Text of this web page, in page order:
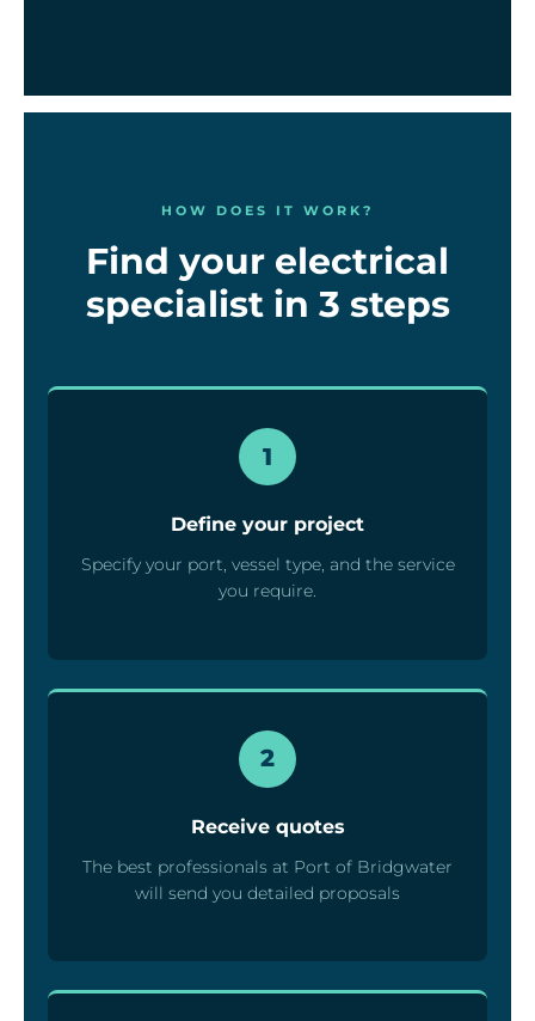
HOW DOES IT WORK?
Find your electrical
specialist in 3 steps
1
Define your project
Specify your port, vessel type, and the service
you require.
2
Receive quotes
The best professionals at Port of Bridgwater
will send you detailed proposals